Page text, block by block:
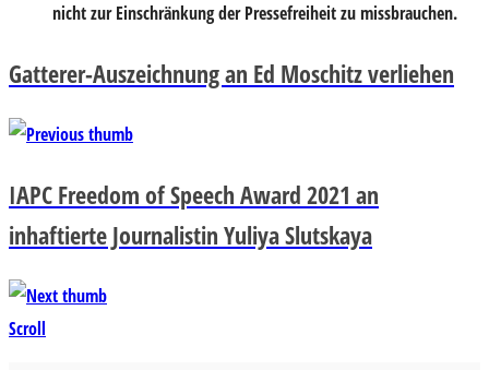
nicht zur Einschränkung der Pressefreiheit zu missbrauchen.
Gatterer-Auszeichnung an Ed Moschitz verliehen
IAPC Freedom of Speech Award 2021 an
inhaftierte Journalistin Yuliya Slutskaya
Scroll